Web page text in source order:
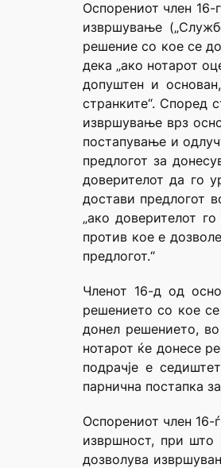
Оспорениот член 16-
извршување
решение со кое се
дека „ако нотарот
допуштен и
странките“. Според
извршување врз
постапување и
предлогот за
доверителот да го
достави предлогот
„ако доверителот
против кое е
предлогот.“
Членот 16-д од
решението со кое
донел решението,
нотарот ќе донесе
подрачје е
парнична постапка
Оспорениот член 16-
извршност, при што
дозволува